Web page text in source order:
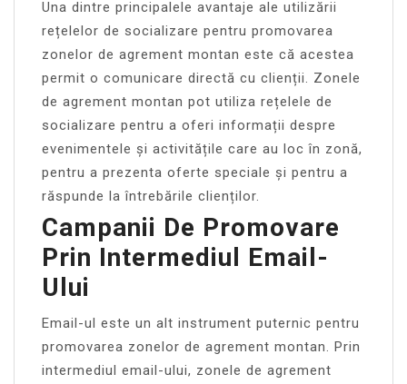
Una dintre principalele avantaje ale utilizării
rețelelor de socializare pentru promovarea
zonelor de agrement montan este că acestea
permit o comunicare directă cu clienții. Zonele
de agrement montan pot utiliza rețelele de
socializare pentru a oferi informații despre
evenimentele și activitățile care au loc în zonă,
pentru a prezenta oferte speciale și pentru a
răspunde la întrebările clienților.
Campanii De Promovare
Prin Intermediul Email-
Ului
Email-ul este un alt instrument puternic pentru
promovarea zonelor de agrement montan. Prin
intermediul email-ului, zonele de agrement